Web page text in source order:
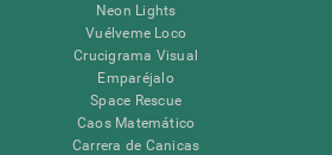
Neon Lights
Vuélveme Loco
Crucigrama Visual
Emparéjalo
Space Rescue
Caos Matemático
Carrera de Canicas